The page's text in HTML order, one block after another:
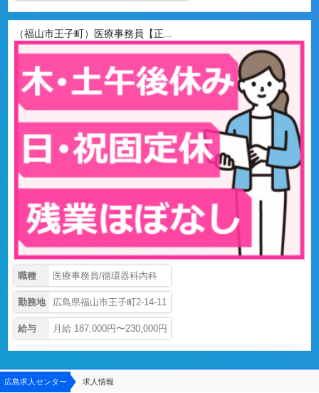
（福山市王子町）医療事務員【正...
職種 医療事務員/循環器科内科
勤務地 広島県福山市王子町2-14-11
給与 月給 187,000円〜230,000円
広島求人センター 求人情報